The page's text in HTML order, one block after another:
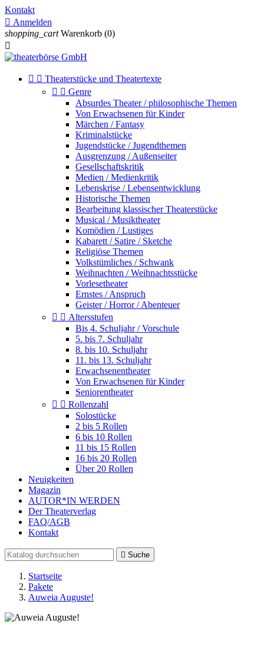
Kontakt
 Anmelden
shopping_cart Warenkorb (0)

  Theaterstücke und Theatertexte
  Genre
Absurdes Theater / philosophische Themen
Von Erwachsenen für Kinder
Märchen / Fantasy
Kriminalstücke
Jugendstücke / Jugendthemen
Ausgrenzung / Außenseiter
Gesellschaftskritik
Medien / Medienkritik
Lebenskrise / Lebensentwicklung
Historische Themen
Bearbeitung klassischer Theaterstücke
Musical / Musiktheater
Komödien / Lustiges
Kabarett / Satire / Sketche
Religiöse Themen
Volkstümliches / Schwank
Weihnachten / Weihnachtsstücke
Vorlesetheater
Ernstes / Anspruch
Geister / Horror / Abenteuer
  Altersstufen
Bis 4. Schuljahr / Vorschule
5. bis 7. Schuljahr
8. bis 10. Schuljahr
11. bis 13. Schuljahr
Erwachsenentheater
Von Erwachsenen für Kinder
Seniorentheater
  Rollenzahl
Solostücke
2 bis 5 Rollen
6 bis 10 Rollen
11 bis 15 Rollen
16 bis 20 Rollen
Über 20 Rollen
Neuigkeiten
Magazin
AUTOR*IN WERDEN
Der Theaterverlag
FAQ/AGB
Kontakt
 Suche
Startseite
Pakete
Auweia Auguste!